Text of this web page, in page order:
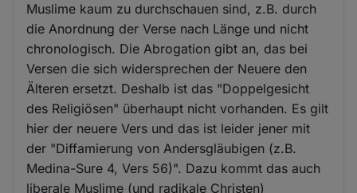
Muslime kaum zu durchschauen sind, z.B. durch
die Anordnung der Verse nach Länge und nicht
chronologisch. Die Abrogation gibt an, das bei
Versen die sich widersprechen der Neuere den
Älteren ersetzt. Deshalb ist das "Doppelgesicht
des Religiösen" überhaupt nicht vorhanden. Es gilt
hier der neuere Vers und das ist leider jener mit
der "Diffamierung von Andersgläubigen (z.B.
Medina-Sure 4, Vers 56)". Dazu kommt das auch
liberale Muslime (und radikale Christen)